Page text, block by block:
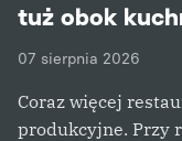
tuż obok
07 sierpnia 2026
Coraz więcej
produkcyjne. Przy